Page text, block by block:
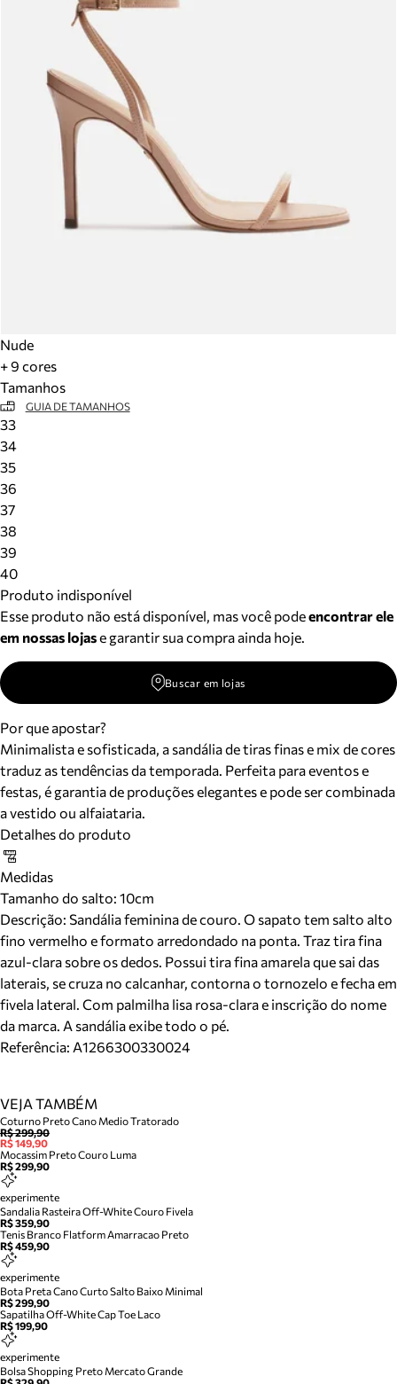
Nude
+ 9 cores
Tamanhos
GUIA DE TAMANHOS
33
34
35
36
37
38
39
40
Produto indisponível
Esse produto não está disponível, mas você podeencontrar ele
em nossas lojase garantir sua compra ainda hoje.
Buscar em lojas
Por que apostar?
Minimalista e sofisticada, a sandália de tiras finas e mix de cores
traduz as tendências da temporada. Perfeita para eventos e
festas, é garantia de produções elegantes e pode ser combinada
a vestido ou alfaiataria.
Detalhes do produto
Medidas
Tamanho do salto: 10cm
Descrição: Sandália feminina de couro. O sapato tem salto alto
fino vermelho e formato arredondado na ponta. Traz tira fina
azul-clara sobre os dedos. Possui tira fina amarela que sai das
laterais, se cruza no calcanhar, contorna o tornozelo e fecha em
fivela lateral. Com palmilha lisa rosa-clara e inscrição do nome
da marca. A sandália exibe todo o pé.
Referência: A1266300330024
VEJA TAMBÉM
Coturno Preto Cano Medio Tratorado
R$ 299,90
R$ 149,90
Mocassim Preto Couro Luma
R$ 299,90
experimente
Sandalia Rasteira Off-White Couro Fivela
R$ 359,90
Tenis Branco Flatform Amarracao Preto
R$ 459,90
experimente
Bota Preta Cano Curto Salto Baixo Minimal
R$ 299,90
Sapatilha Off-White Cap Toe Laco
R$ 199,90
experimente
Bolsa Shopping Preto Mercato Grande